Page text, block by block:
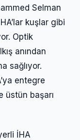
Selman
kuşlar gibi
Optik
anından
sağlıyor.
entegre
üstün başarı
İHA